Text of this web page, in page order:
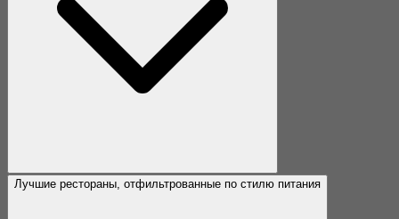
Лучшие рестораны, отфильтрованные по стилю питания